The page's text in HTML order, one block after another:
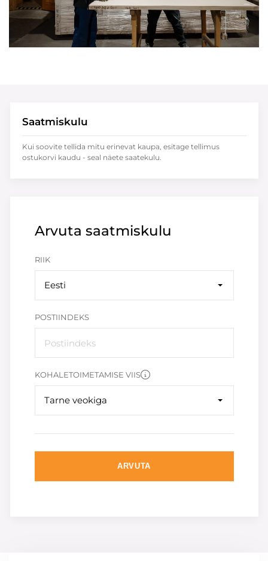
Arvuta saatmiskulu
RIIK
Eesti
POSTIINDEKS
KOHALETOIMETAMISE VIIS
Tarne veokiga
ARVUTA
Saatmiskulu
Kui soovite tellida mitu erinevat kaupa, esitage tellimus
ostukorvi kaudu - seal näete saatekulu.